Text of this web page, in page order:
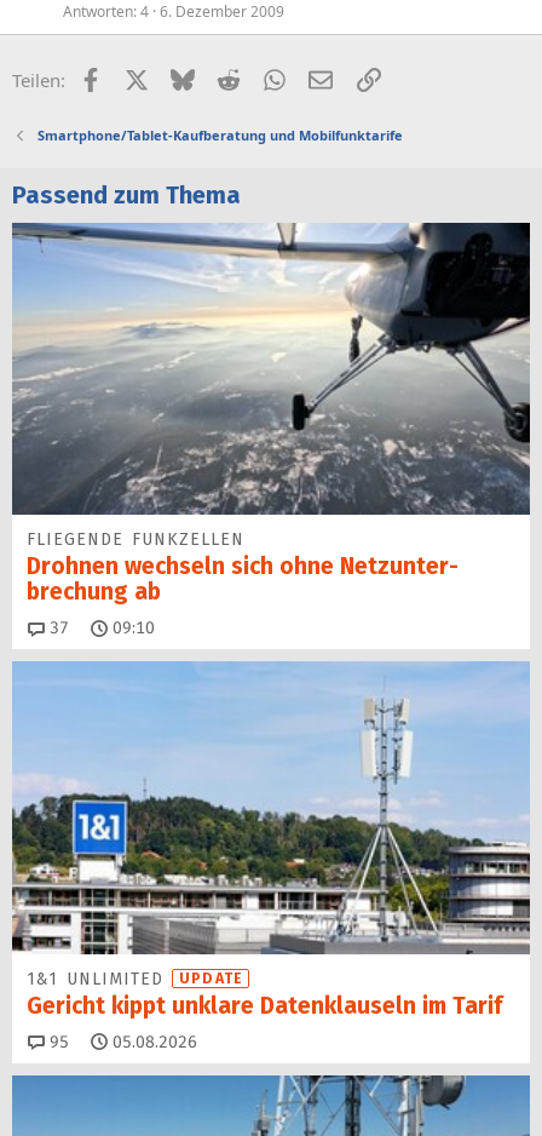
Antworten 4 6. Dezember 2009
Teilen: FacebookX (Twitter)
BlueskyRedditWhatsApp
E-MailLink
Smartphone/Tablet-Kaufberatung und Mobilfunktarife
Passend zum Thema
FLIEGENDE FUNKZELLEN
Drohnen wechseln sich ohne Netz­unter­
brechung ab
37 Kommentare
09:10
1&1 UNLIMITED UPDATE
Gericht kippt unklare Datenklauseln im Tarif
95 Kommentare
05.08.2026